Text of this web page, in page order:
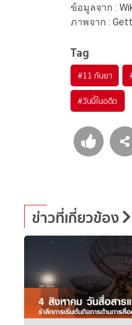
ข้อมูลจาก :
ภาพจาก :
Tag
#11 กันยา
#วันนี้ในอดีต
ข่าวที่เกี่ยวข้อง